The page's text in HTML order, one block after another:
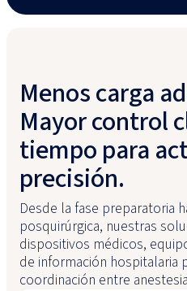
Menos carga
Mayor control
tiempo para
precisión.
Desde la fase preparatoria
posquirúrgica, nuestras
dispositivos médicos,
de información hospitalaria
coordinación entre